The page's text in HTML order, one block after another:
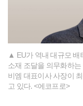
▲ EU가 역내 대규모 배
소재 조달을 의무화하
비엠 대표이사 사장이
고 있다. <에코프로>